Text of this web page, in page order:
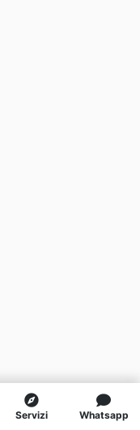
Servizi Whatsapp